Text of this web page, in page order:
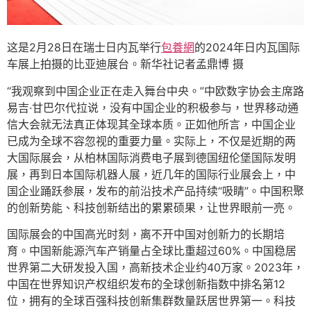
这是2月28日在瑞士日内瓦举行包養網的2024年日内瓦国际
车展上拍摄的比亚迪展台。新华社记者孟鼎博 摄
“我观察到中国企业正在走入舞台中央。”中欧数字协会主席路
易吉·甘巴尔代拉说，没有中国企业的积极参与，世界移动通
信大会就无法真正体现其全球本质。正如他所言，中国企业
已成为全球不容忽视的重要力量。实际上，不仅是近期的两
大国际展会，从柏林国际消费电子展到德国纽伦堡国际发明
展，再到日本国际机器人展，近几年的国际行业展会上，中
国企业踊跃参展，发布的前沿技术产品持续“吸睛”。中国积聚
的创新势能、科技创新结出的累累硕果，让世界眼前一亮。
国际展会的中国高光时刻，离不开中国对创新力的长期培
育。中国新能源汽车产销量占全球比重超过60%。中国稳居
世界第二大研发投入国，高新技术企业约40万家。2023年，
中国在世界知识产权组织发布的全球创新指数中排名第12
位，拥有的全球百强科技创新集群数量跃居世界第一。科技